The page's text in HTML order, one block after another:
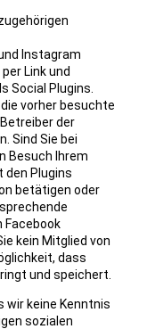
Instagram
Link und
Social Plugins.
vorher besuchte
der
Sind Sie bei
Besuch Ihrem
den Plugins
betätigen oder
Facebook
kein Mitglied von
dass
und speichert.
wir keine Kenntnis
sozialen